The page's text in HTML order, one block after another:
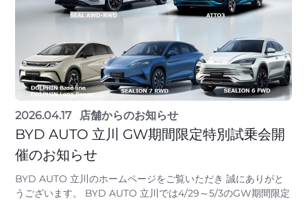
2026.04.17 店舗からのお知らせ
BYD AUTO 立川 GW期間限定特別試乗会開
催のお知らせ
BYD AUTO 立川のホームページをご覧いただき 誠にありがと
うございます。 BYD AUTO 立川では4/29～5/3のGW期間限定